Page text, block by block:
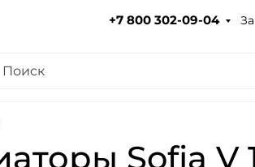
+7 800 302-09-04
Sofia V